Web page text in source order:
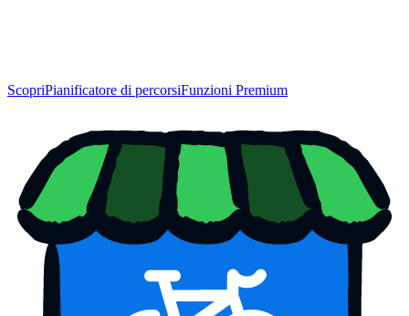
ScopriPianificatore di percorsiFunzioni Premium